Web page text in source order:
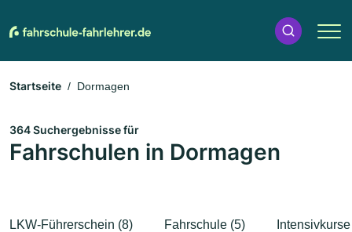
Startseite Dormagen
364 Suchergebnisse für
Fahrschulen in Dormagen
LKW-Führerschein (8) Fahrschule (5)